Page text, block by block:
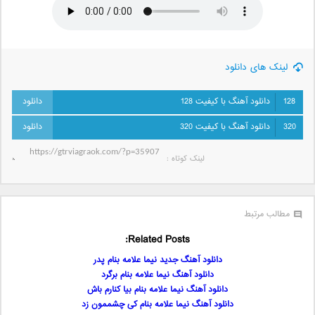
لینک های دانلود
128
دانلود آهنگ با کیفیت 128
320
دانلود آهنگ با کیفیت 320
لینک کوتاه‌ :
مطالب مرتبط
Related Posts:
دانلود آهنگ جدید نیما علامه بنام پدر
دانلود آهنگ نیما علامه بنام برگرد
دانلود آهنگ نیما علامه بنام بیا کنارم باش
دانلود آهنگ نیما علامه بنام کی چشممون زد